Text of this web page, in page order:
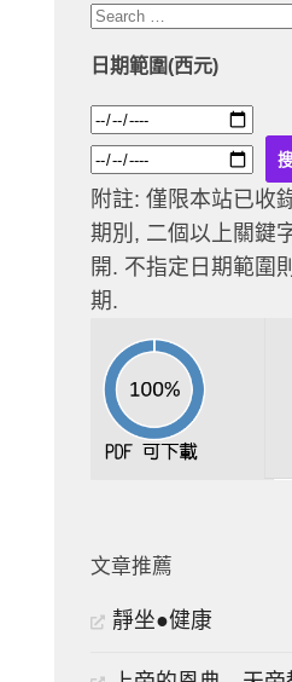
日期範圍(西元)
附註: 僅限本站已收
期別, 二個以上關鍵
開. 不指定日期範圍
期.
文章推薦
靜坐●健康